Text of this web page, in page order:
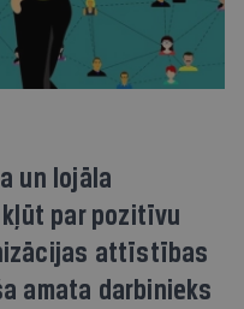
un lojāla
par pozitīvu
attīstības
amata darbinieks